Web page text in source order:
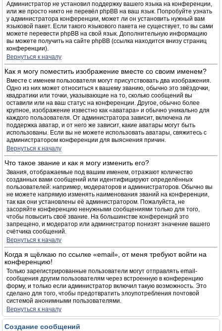
Администратор не установил поддержку вашего языка на конференции,
или же просто никто не перевёл phpBB на ваш язык. Попробуйте узнать
у администратора конференции, может ли он установить нужный вам
языковой пакет. Если такого языкового пакета не существует, то вы сами
можете перевести phpBB на свой язык. Дополнительную информацию
вы можете получить на сайте phpBB (ссылка находится внизу страниц
конференции).
Вернуться к началу
Как я могу поместить изображение вместе со своим именем?
Вместе с именем пользователя могут присутствовать два изображения.
Одно из них может относиться к вашему званию, обычно это звёздочки,
квадратики или точки, указывающие на то, сколько сообщений вы
оставили или на ваш статус на конференции. Другое, обычно более
крупное, изображение известно как «аватара» и обычно уникально для
каждого пользователя. От администратора зависит, включена ли
поддержка аватар, и от него же зависит, какие аватары могут быть
использованы. Если вы не можете использовать аватары, свяжитесь с
администратором конференции для выяснения причин.
Вернуться к началу
Что такое звание и как я могу изменить его?
Звания, отображаемые под вашим именем, отражают количество
созданных вами сообщений или идентифицируют определённых
пользователей: например, модераторов и администраторов. Обычно вы
не можете напрямую изменять наименования званий на конференции,
так как они установлены её администратором. Пожалуйста, не
засоряйте конференцию ненужными сообщениями только для того,
чтобы повысить своё звание. На большинстве конференций это
запрещено, и модератор или администратор понизят значение вашего
счётчика сообщений.
Вернуться к началу
Когда я щёлкаю по ссылке «email», от меня требуют войти на
конференцию!
Только зарегистрированные пользователи могут отправлять email-
сообщения другим пользователям через встроенную в конференцию
форму, и только если администратор включил такую возможность. Это
сделано для того, чтобы предотвратить злоупотребления почтовой
системой анонимными пользователями.
Вернуться к началу
Создание сообщений